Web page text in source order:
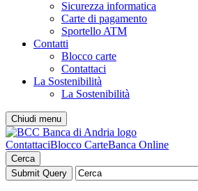
Sicurezza informatica
Carte di pagamento
Sportello ATM
Contatti
Blocco carte
Contattaci
La Sostenibilità
La Sostenibilità
Chiudi menu
ContattaciBlocco CarteBanca Online
Cerca